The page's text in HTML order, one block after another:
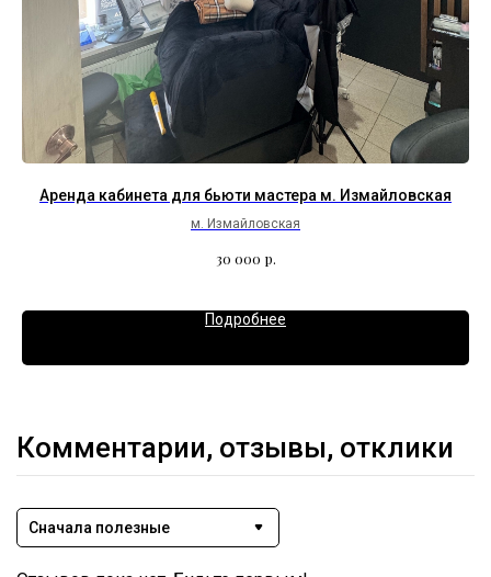
Аренда кабинета для бьюти мастера м. Измайловская
м. Измайловская
30 000 р.
Подробнее
Комментарии, отзывы, отклики
Сначала полезные